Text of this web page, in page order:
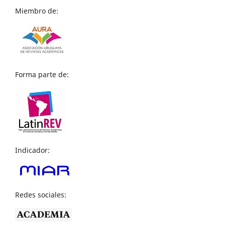
Miembro de:
Forma parte de:
Indicador:
Redes sociales: